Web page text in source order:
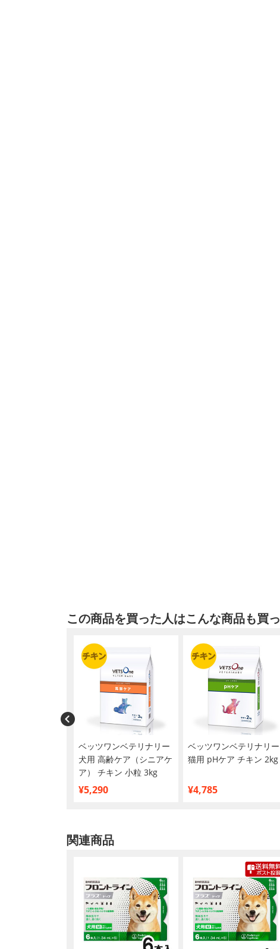
この商品を買った人はこんな商品も買
ベッツワンベテリナリー
犬用 高齢ケア（シニアケ
ア） チキン 小粒 3kg
¥5,290
ベッツワンベテリナリー
猫用 pHケア チキン 2kg
¥4,785
関連商品